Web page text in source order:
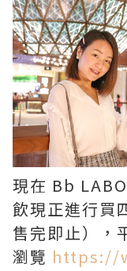
現在 Bb
飲現正進行買
售完即止），
瀏覽 https://